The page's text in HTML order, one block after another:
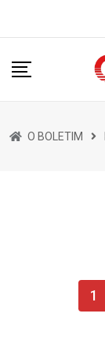
O BOLETIM
1